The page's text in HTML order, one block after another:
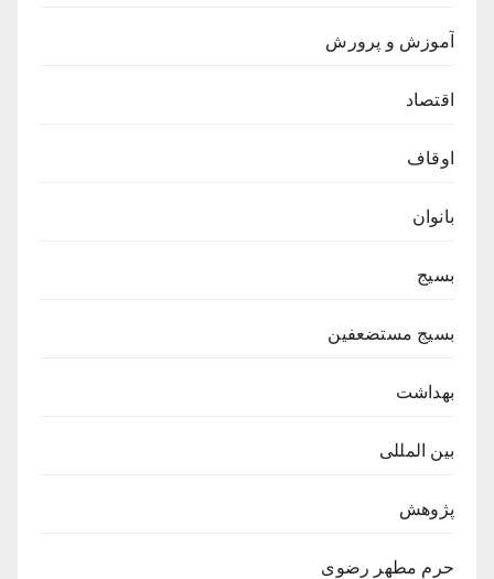
آموزش و پرورش
اقتصاد
اوقاف
بانوان
بسیج
بسیج مستضعفین
بهداشت
بین المللی
پژوهش
حرم مطهر رضوی